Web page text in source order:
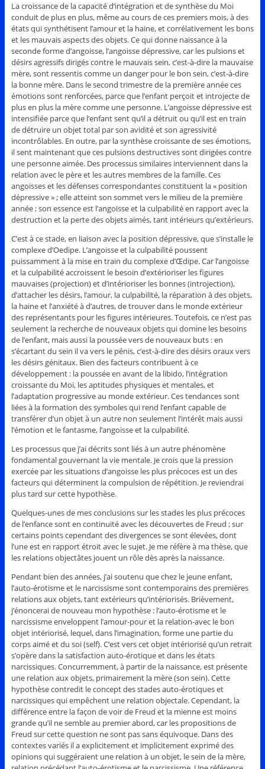
La croissance de la capacité d’intégration et de synthèse du Moi
conduit de plus en plus, même au cours de ces premiers mois, à des
états qui synthétisent l’amour et la haine, et corrélativement les bons
et les mauvais aspects des objets. Ce qui donne naissance à la
seconde forme d’angoisse, l’angoisse dépressive, car les pulsions et
désirs agressifs dirigés contre le mauvais sein, c’est-à-dire la mauvaise
mère, sont ressentis comme un danger pour le bon sein, c’est-à-dire
la bonne mère. Dans le second trimestre de la première année ces
émotions sont renforcées, parce que l’enfant perçoit et introjecte de
plus en plus la mère comme une personne. L’angoisse dépressive est
intensifiée parce que l’enfant sent qu’il a détruit ou qu’il est en train
de détruire un objet total par son avidité et son agressivité
incontrôlables. En outre, par la synthèse croissante de ses émotions,
il sent maintenant que ces pulsions destructives sont dirigées contre
une personne aimée. Des processus similaires interviennent dans la
relation avec le père et les autres membres de la famille. Ces
angoisses et les défenses correspondantes constituent la « position
dépressive » ; elle atteint son sommet vers le milieu de la première
année ; son essence est l’angoisse et la culpabilité en rapport avec la
destruction et la perte des objets aimés, tant intérieurs qu’extérieurs.
C’est à ce stade, en liaison avec la position dépressive, que s’installe le
complexe d’Oedipe. L’angoisse et la culpabilité poussent
puissamment à la mise en train du complexe d’Œdipe. Car l’angoisse
et la culpabilité accroissent le besoin d’extérioriser les figures
mauvaises (projection) et d’intérioriser les bonnes (introjection),
d’attacher les désirs, l’amour, la culpabilité, la réparation à des objets,
la haine et l’anxiété à d’autres, de trouver dans le monde extérieur
des représentants pour les figures intérieures. Toutefois, ce n’est pas
seulement la recherche de nouveaux objets qui domine les besoins
de l’enfant, mais aussi la poussée vers de nouveaux buts : en
s’écartant du sein il va vers le pénis, c’est-à-dire des désirs oraux vers
les désirs génitaux. Bien des facteurs contribuent à ce
développement : la poussée en avant de la libido, l’intégration
croissante du Moi, les aptitudes physiques et mentales, et
l’adaptation progressive au monde extérieur. Ces tendances sont
liées à la formation des symboles qui rend l’enfant capable de
transférer d’un objet à un autre non seulement l’intérêt mais aussi
l’émotion et le fantasme, l’angoisse et la culpabilité.
Les processus que j’ai décrits sont liés à un autre phénomène
fondamental gouvernant la vie mentale. Je crois que la pression
exercée par les situations d’angoisse les plus précoces est un des
facteurs qui déterminent la compulsion de répétition. Je reviendrai
plus tard sur cette hypothèse.
Quelques-unes de mes conclusions sur les stades les plus précoces
de l’enfance sont en continuité avec les découvertes de Freud ; sur
certains points cependant des divergences se sont élevées, dont
l’une est en rapport étroit avec le sujet. Je me réfère à ma thèse, que
les relations objectâtes jouent un rôle dès après la naissance.
Pendant bien des années, j’ai soutenu que chez le jeune enfant,
l’auto-érotisme et le narcissisme sont contemporains des premières
relations aux objets, tant extérieurs qu’intériorisés. Brièvement,
j’énoncerai de nouveau mon hypothèse : l’auto-érotisme et le
narcissisme enveloppent l’amour-pour et la relation-avec le bon
objet intériorisé, lequel, dans l’imagination, forme une partie du
corps aimé et du soi (self). C’est vers cet objet intériorisé qu’un retrait
s’opère dans la satisfaction auto-érotique et dans les états
narcissiques. Concurremment, à partir de la naissance, est présente
une relation aux objets, primairement la mère (son sein). Cette
hypothèse contredit le concept des stades auto-érotiques et
narcissiques qui empêchent une relation objectale. Cependant, la
différence entre la façon de voir de Freud et la mienne est moins
grande qu’il ne semble au premier abord, car les propositions de
Freud sur cette question ne sont pas sans équivoque. Dans des
contextes variés il a explicitement et implicitement exprimé des
opinions qui suggéraient une relation à un objet, le sein de la mère,